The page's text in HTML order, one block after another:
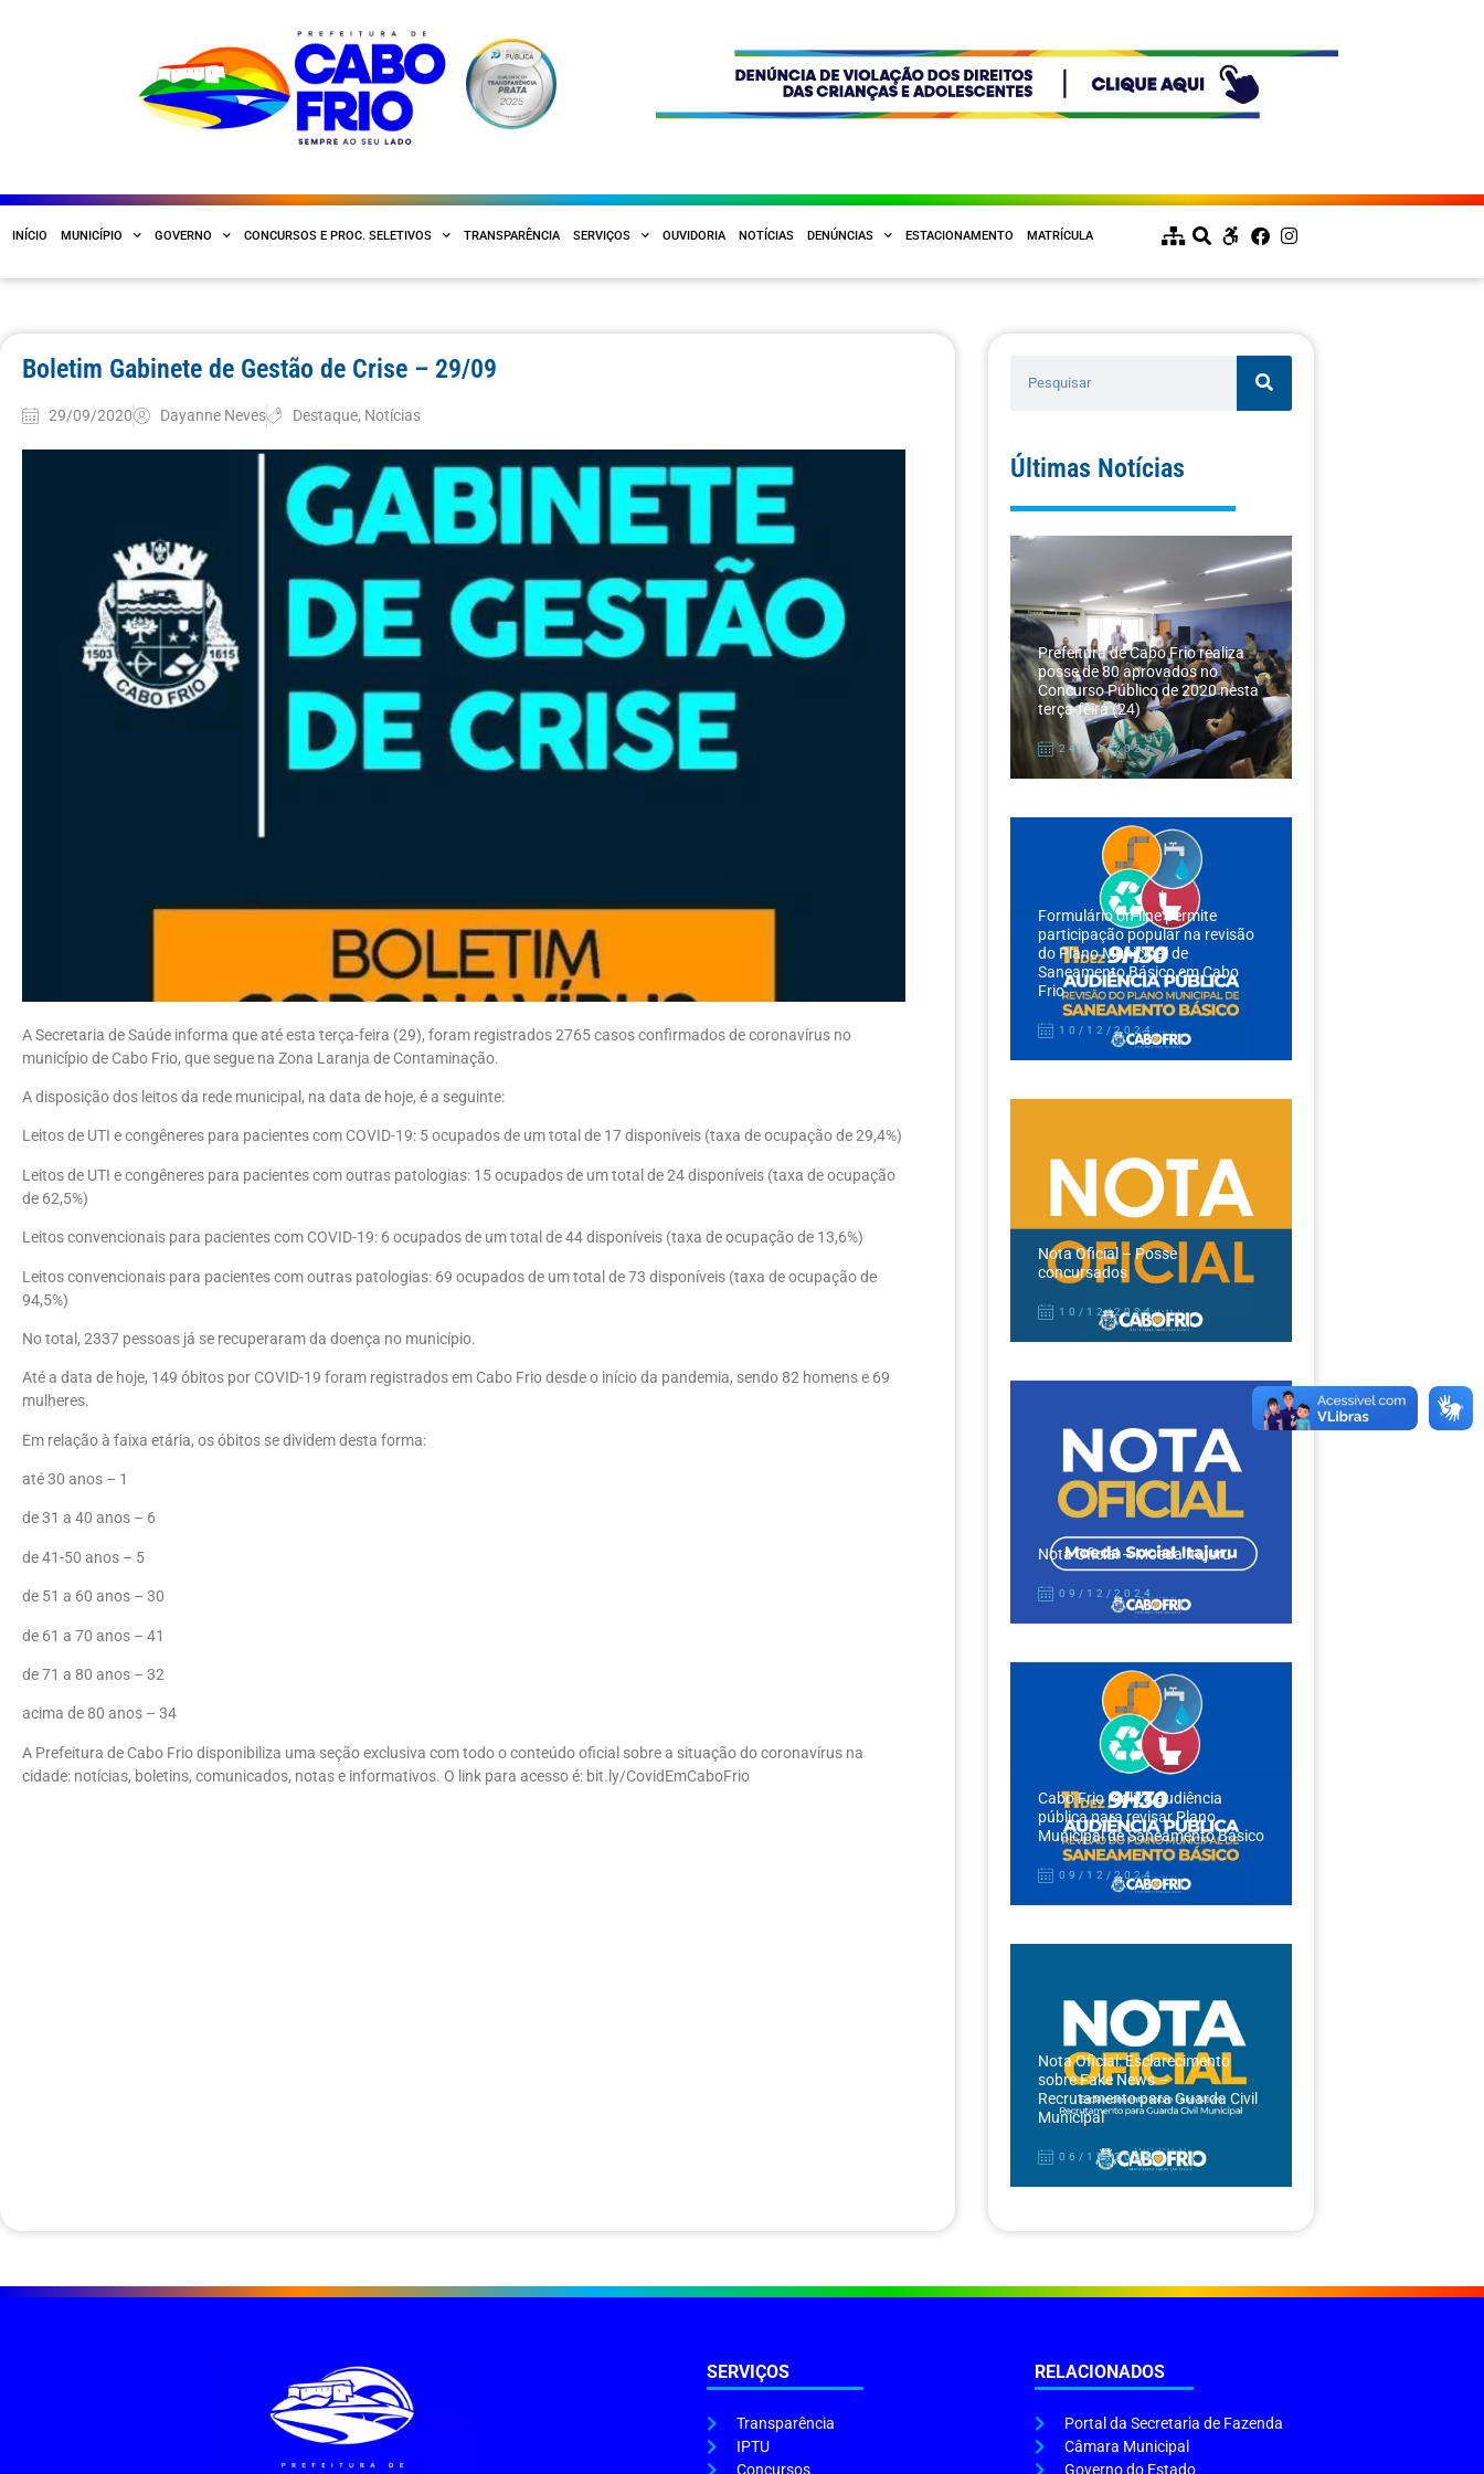
INÍCIO MUNICÍPIO GOVERNO CONCURSOS E PROC. SELETIVOS TRANSPARÊNCIA SERVIÇOS OUVIDORIA NOTÍCIAS DENÚNCIAS ESTACIONAMENTO MATRÍCULA
Boletim Gabinete de Gestão de Crise – 29/09
29/09/2020 Dayanne Neves Destaque, Notícias
A Secretaria de Saúde informa que até esta terça-feira (29), foram registrados 2765 casos confirmados de coronavírus no
município de Cabo Frio, que segue na Zona Laranja de Contaminação.
A disposição dos leitos da rede municipal, na data de hoje, é a seguinte:
Leitos de UTI e congêneres para pacientes com COVID-19: 5 ocupados de um total de 17 disponíveis (taxa de ocupação de 29,4%)
Leitos de UTI e congêneres para pacientes com outras patologias: 15 ocupados de um total de 24 disponíveis (taxa de ocupação
de 62,5%)
Leitos convencionais para pacientes com COVID-19: 6 ocupados de um total de 44 disponíveis (taxa de ocupação de 13,6%)
Leitos convencionais para pacientes com outras patologias: 69 ocupados de um total de 73 disponíveis (taxa de ocupação de
94,5%)
No total, 2337 pessoas já se recuperaram da doença no município.
Até a data de hoje, 149 óbitos por COVID-19 foram registrados em Cabo Frio desde o início da pandemia, sendo 82 homens e 69
mulheres.
Em relação à faixa etária, os óbitos se dividem desta forma:
até 30 anos – 1
de 31 a 40 anos – 6
de 41-50 anos – 5
de 51 a 60 anos – 30
de 61 a 70 anos – 41
de 71 a 80 anos – 32
acima de 80 anos – 34
A Prefeitura de Cabo Frio disponibiliza uma seção exclusiva com todo o conteúdo oficial sobre a situação do coronavírus na
cidade: notícias, boletins, comunicados, notas e informativos. O link para acesso é: bit.ly/CovidEmCaboFrio
Últimas Notícias
Prefeitura de Cabo Frio realiza
posse de 80 aprovados no
Concurso Público de 2020 nesta
terça-feira (24)
24/12/2024
Formulário on-line permite
participação popular na revisão
do Plano Municipal de
Saneamento Básico em Cabo
Frio
10/12/2024
Nota Oficial – Posse
concursados
10/12/2024
Nota Oficial – Moeda Itajuru
09/12/2024
Cabo Frio realiza audiência
pública para revisar Plano
Municipal de Saneamento Básico
09/12/2024
Nota Oficial: Esclarecimento
sobre Fake News –
Recrutamento para Guarda Civil
Municipal
06/12/2024
SERVIÇOS
Transparência
IPTU
Concursos
RELACIONADOS
Portal da Secretaria de Fazenda
Câmara Municipal
Governo do Estado